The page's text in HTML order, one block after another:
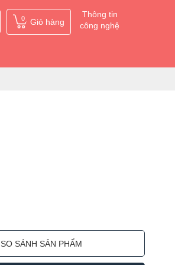
0 Giỏ hàng
Thông tin
công nghệ
SO SÁNH SẢN PHẨM